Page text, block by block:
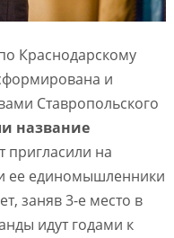
Краснодарскому
и
Ставропольского
название
пригласили на
ее единомышленники
заняв 3-е место в
идут годами к